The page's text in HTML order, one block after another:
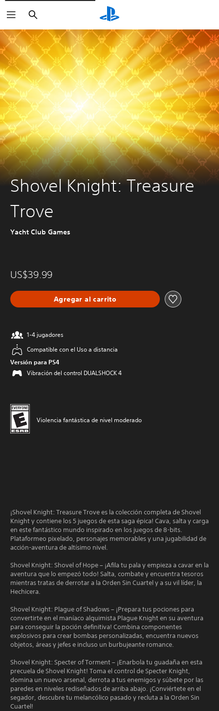
Buscar
Shovel Knight: Treasure
Trove
Yacht Club Games
US$39.99
Agregar al carrito
1-4 jugadores
Compatible con el Uso a distancia
Versión para PS4
Vibración del control DUALSHOCK 4
Violencia fantástica de nivel moderado
¡Shovel Knight: Treasure Trove es la colección completa de Shovel
Knight y contiene los 5 juegos de esta saga épica! Cava, salta y carga
en este fantástico mundo inspirado en los juegos de 8-bits.
Plataformeo pixelado, personajes memorables y una jugabilidad de
acción-aventura de altísimo nivel.
Shovel Knight: Shovel of Hope – ¡Afila tu pala y empieza a cavar en la
aventura que lo empezó todo! Salta, combate y encuentra tesoros
mientras tratas de derrotar a la Orden Sin Cuartel y a su vil líder, la
Hechicera.
Shovel Knight: Plague of Shadows – ¡Prepara tus pociones para
convertirte en el maníaco alquimista Plague Knight en su aventura
para conseguir la poción definitiva! Combina componentes
explosivos para crear bombas personalizadas, encuentra nuevos
objetos, áreas y jefes e incluso un burbujeante romance.
Shovel Knight: Specter of Torment – ¡Enarbola tu guadaña en esta
precuela de Shovel Knight! Toma el control de Specter Knight,
domina un nuevo arsenal, derrota a tus enemigos y súbete por las
paredes en niveles rediseñados de arriba abajo. ¡Conviértete en el
segador, descubre tu melancólico pasado y recluta a la Orden Sin
Cuartel!